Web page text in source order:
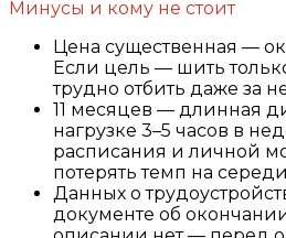
Минусы и кому не стоит
Цена существенная —
Если цель — шить
трудно отбить даже за
11 месяцев — длинная
нагрузке 3–5 часов в
расписания и личной
потерять темп на
Данных о
документе об